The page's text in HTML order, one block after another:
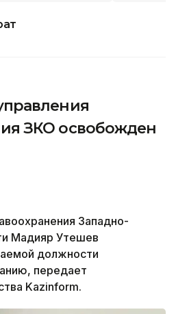
ЗКО освобожден
Западно-
Мадияр Утешев
должности
передает
Kazinform.